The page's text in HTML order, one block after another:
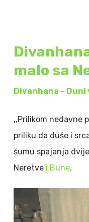
malo sa
Divanhana –
,,Prilikom nedavne
priliku da duše i
šumu spajanja
Neretvei Bune.